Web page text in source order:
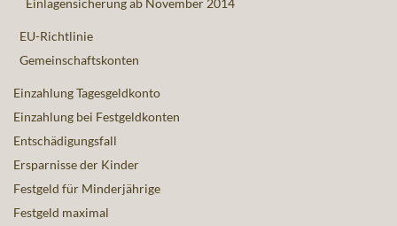
Einlagensicherung ab November 2014
EU-Richtlinie
Gemeinschaftskonten
Einzahlung Tagesgeldkonto
Einzahlung bei Festgeldkonten
Entschädigungsfall
Ersparnisse der Kinder
Festgeld für Minderjährige
Festgeld maximal